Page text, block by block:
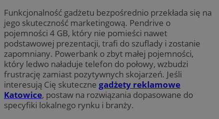
Funkcjonalność gadżetu bezpośrednio przekłada się na
jego skuteczność marketingową. Pendrive o
pojemności 4 GB, który nie pomieści nawet
podstawowej prezentacji, trafi do szuflady i zostanie
zapomniany. Powerbank o zbyt małej pojemności,
który ledwo naładuje telefon do połowy, wzbudzi
frustrację zamiast pozytywnych skojarzeń. Jeśli
interesują Cię skuteczne gadżety reklamowe
Katowice, postaw na rozwiązania dopasowane do
specyfiki lokalnego rynku i branży.